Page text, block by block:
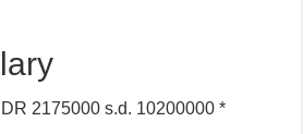
2175000 s.d. 10200000 *